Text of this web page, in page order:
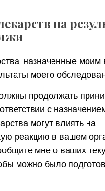
на
назначенные моим
моего
продолжать
с
могут влиять на
реакцию в вашем
мне о ваших
можно было